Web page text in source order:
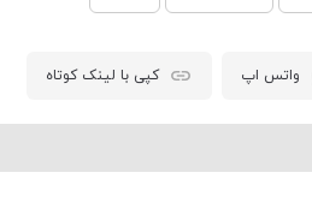
واتس اپ کپی با لینک کوتاه